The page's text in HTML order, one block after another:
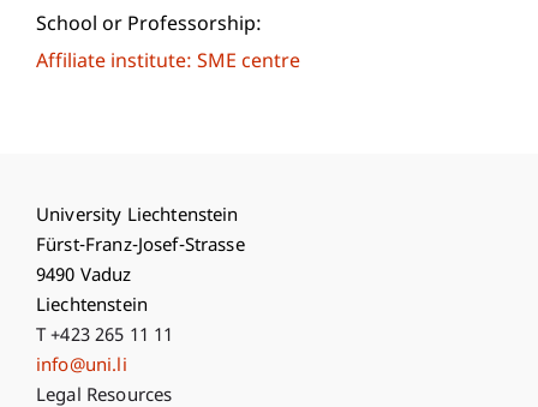
School or Professorship:
Affiliate institute: SME centre
University Liechtenstein
Fürst-Franz-Josef-Strasse
9490 Vaduz
Liechtenstein
T +423 265 11 11
info@uni.li
Fußzeile Rechtliche Hinweise
Legal Resources